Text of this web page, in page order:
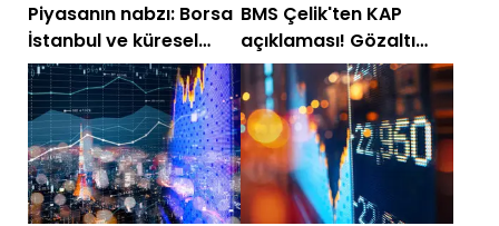
Piyasanın nabzı: Borsa
İstanbul ve küresel
piyasalarda gün
başlarken (1 Temmuz)
BMS Çelik'ten KAP
açıklaması! Gözaltı
iddialarına yanıt geldi